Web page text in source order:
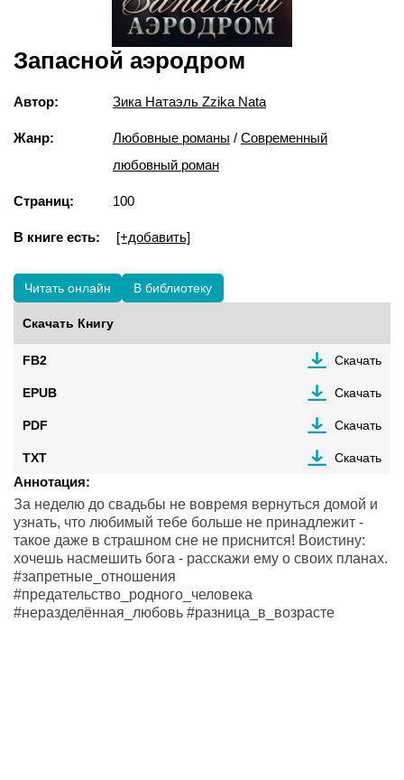
Запасной аэродром
Автор: Зика Натаэль Zzika Nata
Жанр: Любовные романы / Современный
любовный роман
Страниц: 100
В книге есть: [+добавить]
Читать онлайн В библиотеку
Скачать Книгу
FB2 Скачать
EPUB Скачать
PDF Скачать
TXT Скачать
Аннотация:
За неделю до свадьбы не вовремя вернуться домой и
узнать, что любимый тебе больше не принадлежит -
такое даже в страшном сне не приснится! Воистину:
хочешь насмешить бога - расскажи ему о своих планах.
#запретные_отношения
#предательство_родного_человека
#неразделённая_любовь #разница_в_возрасте